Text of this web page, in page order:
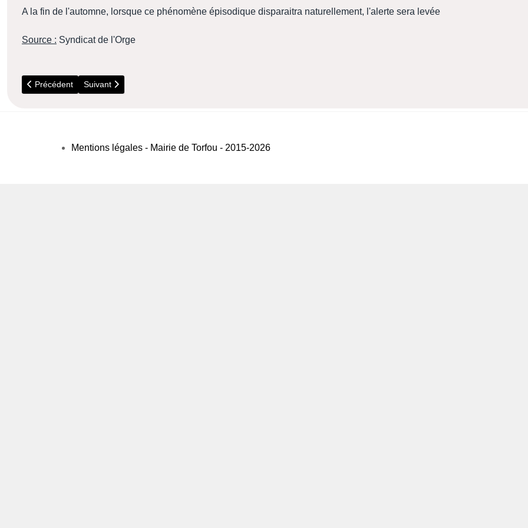
A la fin de l'automne, lorsque ce phénomène épisodique disparaitra naturellement, l'alerte sera levée
Source : Syndicat de l'Orge
Article précédent : Danger - Prolifération de chenilles urticantes
Précédent Article suivant : 2017 - Contrôle sanitaire des eaux destinées à la consommation humaine
Suivant
Mentions légales - Mairie de Torfou - 2015-2026